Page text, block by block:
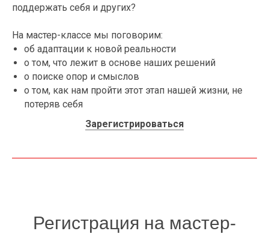
поддержать себя и других?
На мастер-классе мы поговорим:
об адаптации к новой реальности
о том, что лежит в основе наших решений
о поиске опор и смыслов
о том, как нам пройти этот этап нашей жизни, не
потеряв себя
Зарегистрироваться
Регистрация на мастер-